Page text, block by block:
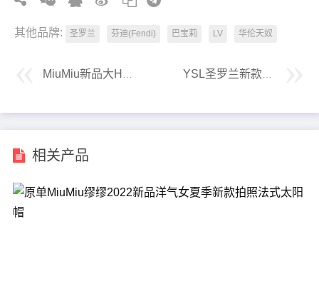
其他品牌: 圣罗兰 芬迪(Fendi) 巴宝莉 LV 华伦天奴
相关产品